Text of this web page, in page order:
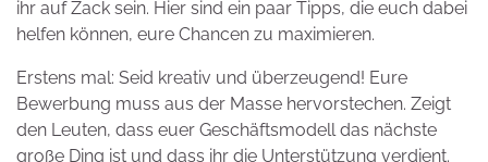
ihr auf Zack sein. Hier sind ein paar Tipps, die euch dabei
helfen können, eure Chancen zu maximieren.
Erstens mal: Seid kreativ und überzeugend! Eure
Bewerbung muss aus der Masse hervorstechen. Zeigt
den Leuten, dass euer Geschäftsmodell das nächste
große Ding ist und dass ihr die Unterstützung verdient.